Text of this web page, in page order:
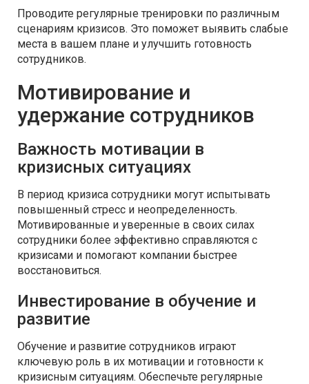
Проводите регулярные тренировки по различным
сценариям кризисов. Это поможет выявить слабые
места в вашем плане и улучшить готовность
сотрудников.
Мотивирование и
удержание сотрудников
Важность мотивации в
кризисных ситуациях
В период кризиса сотрудники могут испытывать
повышенный стресс и неопределенность.
Мотивированные и уверенные в своих силах
сотрудники более эффективно справляются с
кризисами и помогают компании быстрее
восстановиться.
Инвестирование в обучение и
развитие
Обучение и развитие сотрудников играют
ключевую роль в их мотивации и готовности к
кризисным ситуациям. Обеспечьте регулярные